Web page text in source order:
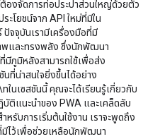
องจัดการท่อประปาส่วนใหญ่ด้วยตัว
ระโยชน์จาก API ใหม่ที่มีใน
ปัจจุบันเรามีเครื่องมือที่มี
พและทรงพลัง ซึ่งนักพัฒนา
มีภูมิหลังสามารถใช้เพื่อส่ง
ที่น่าสนใจยิ่งขึ้นได้อย่าง
ในเซสชันนี้ คุณจะได้เรียนรู้เกี่ยวกับ
บัติแนะนำของ PWA และเคล็ดลับ
หรับการเริ่มต้นใช้งาน เราจะพูดถึง
มีไว้เพื่อช่วยเหลือนักพัฒนา